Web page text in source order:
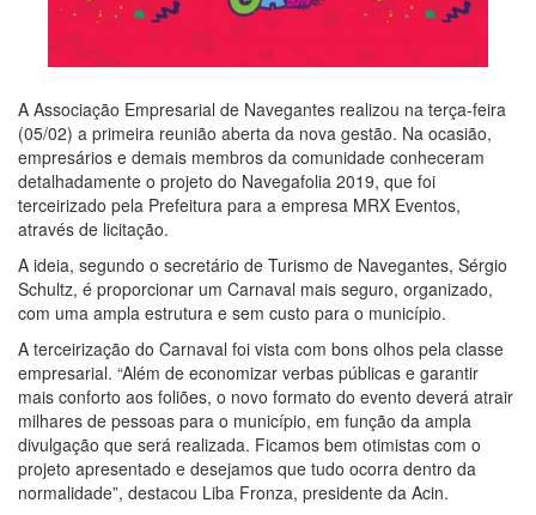
A Associação Empresarial de Navegantes realizou na terça-feira
(05/02) a primeira reunião aberta da nova gestão. Na ocasião,
empresários e demais membros da comunidade conheceram
detalhadamente o projeto do Navegafolia 2019, que foi
terceirizado pela Prefeitura para a empresa MRX Eventos,
através de licitação.
A ideia, segundo o secretário de Turismo de Navegantes, Sérgio
Schultz, é proporcionar um Carnaval mais seguro, organizado,
com uma ampla estrutura e sem custo para o município.
A terceirização do Carnaval foi vista com bons olhos pela classe
empresarial. “Além de economizar verbas públicas e garantir
mais conforto aos foliões, o novo formato do evento deverá atrair
milhares de pessoas para o município, em função da ampla
divulgação que será realizada. Ficamos bem otimistas com o
projeto apresentado e desejamos que tudo ocorra dentro da
normalidade”, destacou Liba Fronza, presidente da Acin.